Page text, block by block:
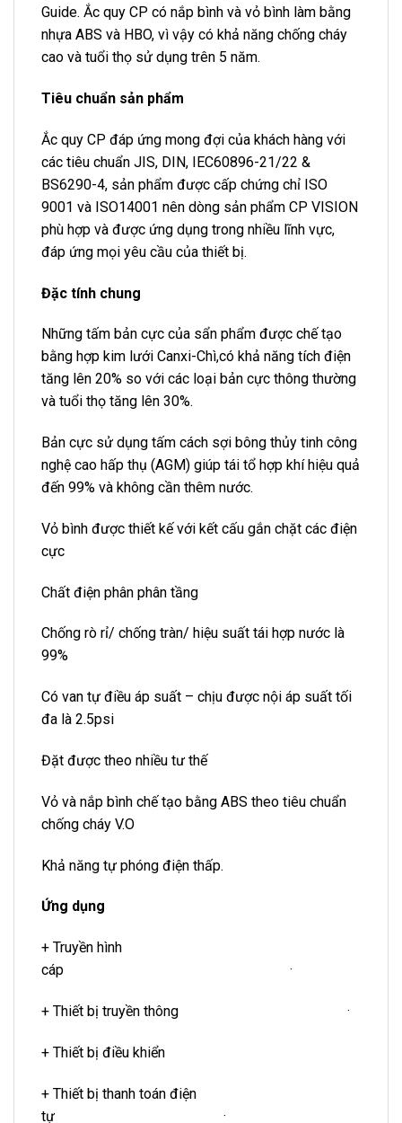
Guide. Ắc quy CP có nắp bình và vỏ bình làm bằng
nhựa ABS và HBO, vì vậy có khả năng chống cháy
cao và tuổi thọ sử dụng trên 5 năm.
Tiêu chuẩn sản phẩm
Ắc quy CP đáp ứng mong đợi của khách hàng với
các tiêu chuẩn JIS, DIN, IEC60896-21/22 &
BS6290-4, sản phẩm được cấp chứng chỉ ISO
9001 và ISO14001 nên dòng sản phẩm CP VISION
phù hợp và được ứng dụng trong nhiều lĩnh vực,
đáp ứng mọi yêu cầu của thiết bị.
Đặc tính chung
Những tấm bản cực của sẩn phẩm được chế tạo
bằng hợp kim lưới Canxi-Chì,có khả năng tích điện
tăng lên 20% so với các loại bản cực thông thường
và tuổi thọ tăng lên 30%.
Bản cực sử dụng tấm cách sợi bông thủy tinh công
nghệ cao hấp thụ (AGM) giúp tái tổ hợp khí hiệu quả
đến 99% và không cần thêm nước.
Vỏ bình được thiết kế với kết cấu gắn chặt các điện
cực
Chất điện phân phân tầng
Chống rò rỉ/ chống tràn/ hiệu suất tái hợp nước là
99%
Có van tự điều áp suất – chịu được nội áp suất tối
đa là 2.5psi
Đặt được theo nhiều tư thế
Vỏ và nắp bình chế tạo bằng ABS theo tiêu chuẩn
chống cháy V.O
Khả năng tự phóng điện thấp.
Ứng dụng
+ Truyền hình
cáp ·
+ Thiết bị truyền thông ·
+ Thiết bị điều khiển
+ Thiết bị thanh toán điện
tự ·